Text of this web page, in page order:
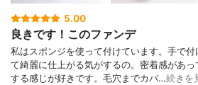
5.00
良きです！このファンデ
私はスポンジを使って付けています。手で付
て綺麗に仕上がる気がするの。密着感があっ
する感じが好きです。毛穴までカバ…続きを